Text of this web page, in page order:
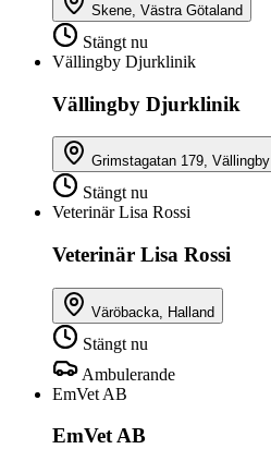
Skene, Västra Götaland
Stängt nu
Vällingby Djurklinik
Vällingby Djurklinik
Grimstagatan 179, Vällingby
Stängt nu
Veterinär Lisa Rossi
Veterinär Lisa Rossi
Väröbacka, Halland
Stängt nu
Ambulerande
EmVet AB
EmVet AB